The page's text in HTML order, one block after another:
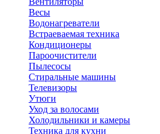
Весы
Водонагреватели
Встраеваемая техника
Кондиционеры
Пароочистители
Пылесосы
Стиральные машины
Телевизоры
Утюги
Уход за волосами
Холодильники и камеры
Техника для кухни